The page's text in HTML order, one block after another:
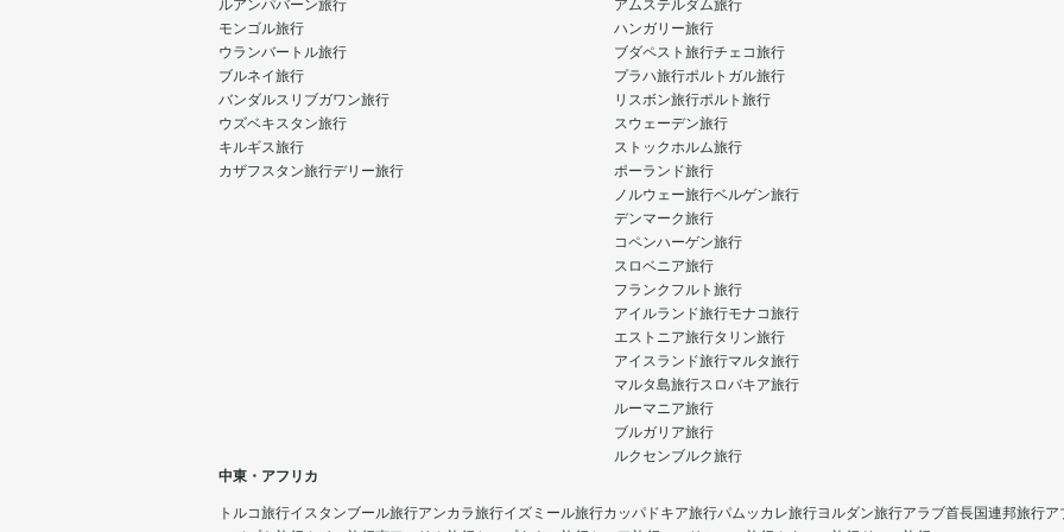
ルアンパバーン旅行
モンゴル旅行
ウランバートル旅行
ブルネイ旅行
バンダルスリブガワン旅行
ウズベキスタン旅行
キルギス旅行
カザフスタン旅行デリー旅行
アムステルダム旅行
ハンガリー旅行
ブダペスト旅行チェコ旅行
プラハ旅行ポルトガル旅行
リスボン旅行ポルト旅行
スウェーデン旅行
ストックホルム旅行
ポーランド旅行
ノルウェー旅行ベルゲン旅行
デンマーク旅行
コペンハーゲン旅行
スロベニア旅行
フランクフルト旅行
アイルランド旅行モナコ旅行
エストニア旅行タリン旅行
アイスランド旅行マルタ旅行
マルタ島旅行スロバキア旅行
ルーマニア旅行
ブルガリア旅行
ルクセンブルク旅行
中東・アフリカ
トルコ旅行イスタンブール旅行アンカラ旅行イズミール旅行カッパドキア旅行パムッカレ旅行ヨルダン旅行アラブ首長国連邦旅行ア